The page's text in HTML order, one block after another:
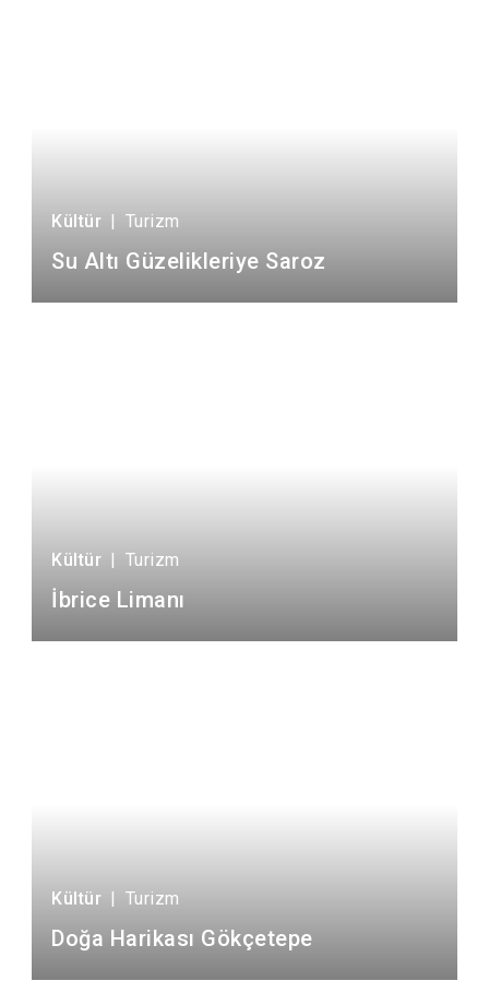
Kültür | Turizm
Su Altı Güzelikleriye Saroz
Kültür | Turizm
İbrice Limanı
Kültür | Turizm
Doğa Harikası Gökçetepe